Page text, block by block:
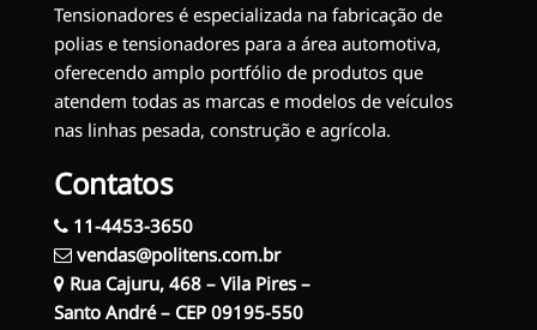
Tensionadores é especializada na fabricação de
polias e tensionadores para a área automotiva,
oferecendo amplo portfólio de produtos que
atendem todas as marcas e modelos de veículos
nas linhas pesada, construção e agrícola.
Contatos
11-4453-3650
vendas@politens.com.br
Rua Cajuru, 468 – Vila Pires –
Santo André – CEP 09195-550